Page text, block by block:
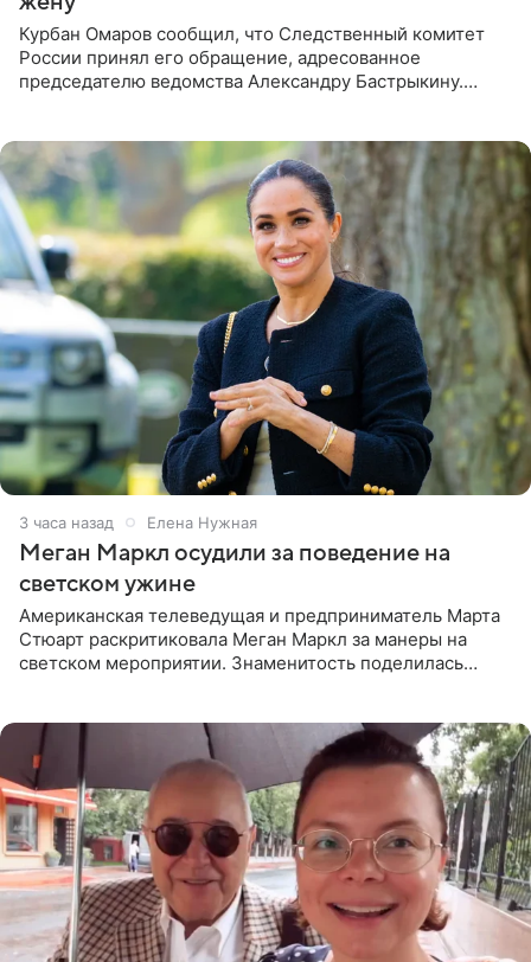
Курбан Омаров сообщил, что Следственный комитет
России принял его обращение, адресованное
председателю ведомства Александру Бастрыкину.
3 часа назад Елена Нужная
Меган Маркл осудили за поведение на
светском ужине
Американская телеведущая и предприниматель Марта
Стюарт раскритиковала Меган Маркл за манеры на
светском мероприятии. Знаменитость поделилась